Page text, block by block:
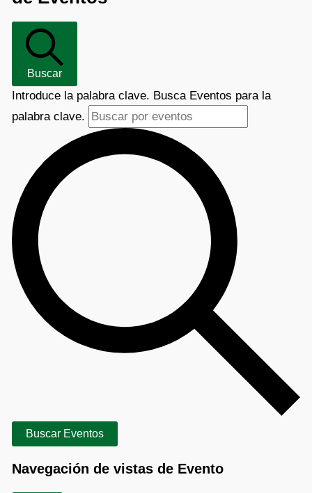
Buscar
Introduce la palabra clave. Busca Eventos para la
palabra clave.
Buscar Eventos
Navegación de vistas de Evento